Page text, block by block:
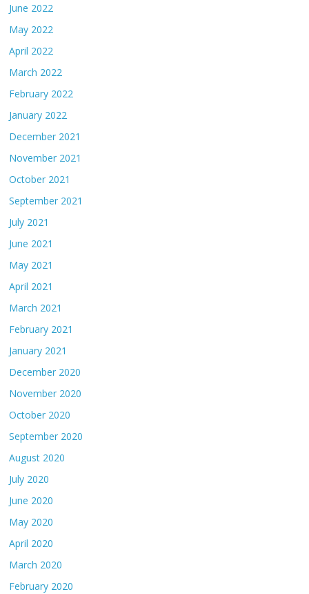
June 2022
May 2022
April 2022
March 2022
February 2022
January 2022
December 2021
November 2021
October 2021
September 2021
July 2021
June 2021
May 2021
April 2021
March 2021
February 2021
January 2021
December 2020
November 2020
October 2020
September 2020
August 2020
July 2020
June 2020
May 2020
April 2020
March 2020
February 2020